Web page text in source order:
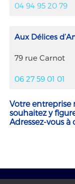
04 94 95 20 79
Aux Délices
79 rue Carnot
06 27 59 01 01
Votre entreprise
souhaitez y
Adressez-vous à